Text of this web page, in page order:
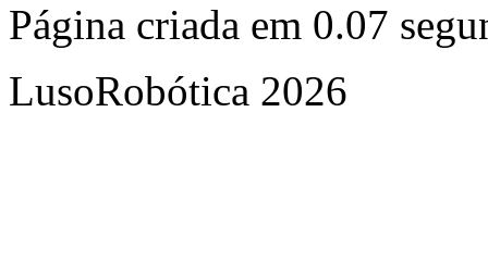
Página criada em 0.07
LusoRobótica 2026